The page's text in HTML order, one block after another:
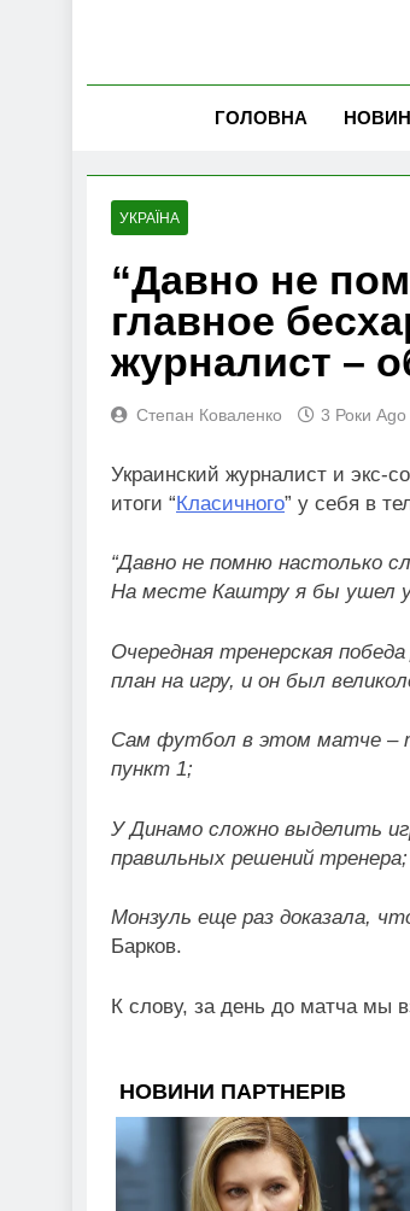
ГОЛОВНА
УКРАЇНА
“Давно не
главное
журналист –
Степан Коваленко 3 Роки Ago
Украинский журналист и экс-
итоги “Класичного” у себя в
“Давно не помню настолько
На месте Каштру я бы ушел
Очередная тренерская
план на игру, и он был
Сам футбол в этом матче –
пункт 1;
У Динамо сложно выделить
правильных решений тренера;
Монзуль еще раз доказала,
Барков.
К слову, за день до матча мы